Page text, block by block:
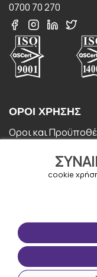
cookie
0700 70 270
ΟΡΟΙ ΧΡΉΣΗΣ
Οροι και
Πολιτική cookie
Συμφωνία Χρήστη